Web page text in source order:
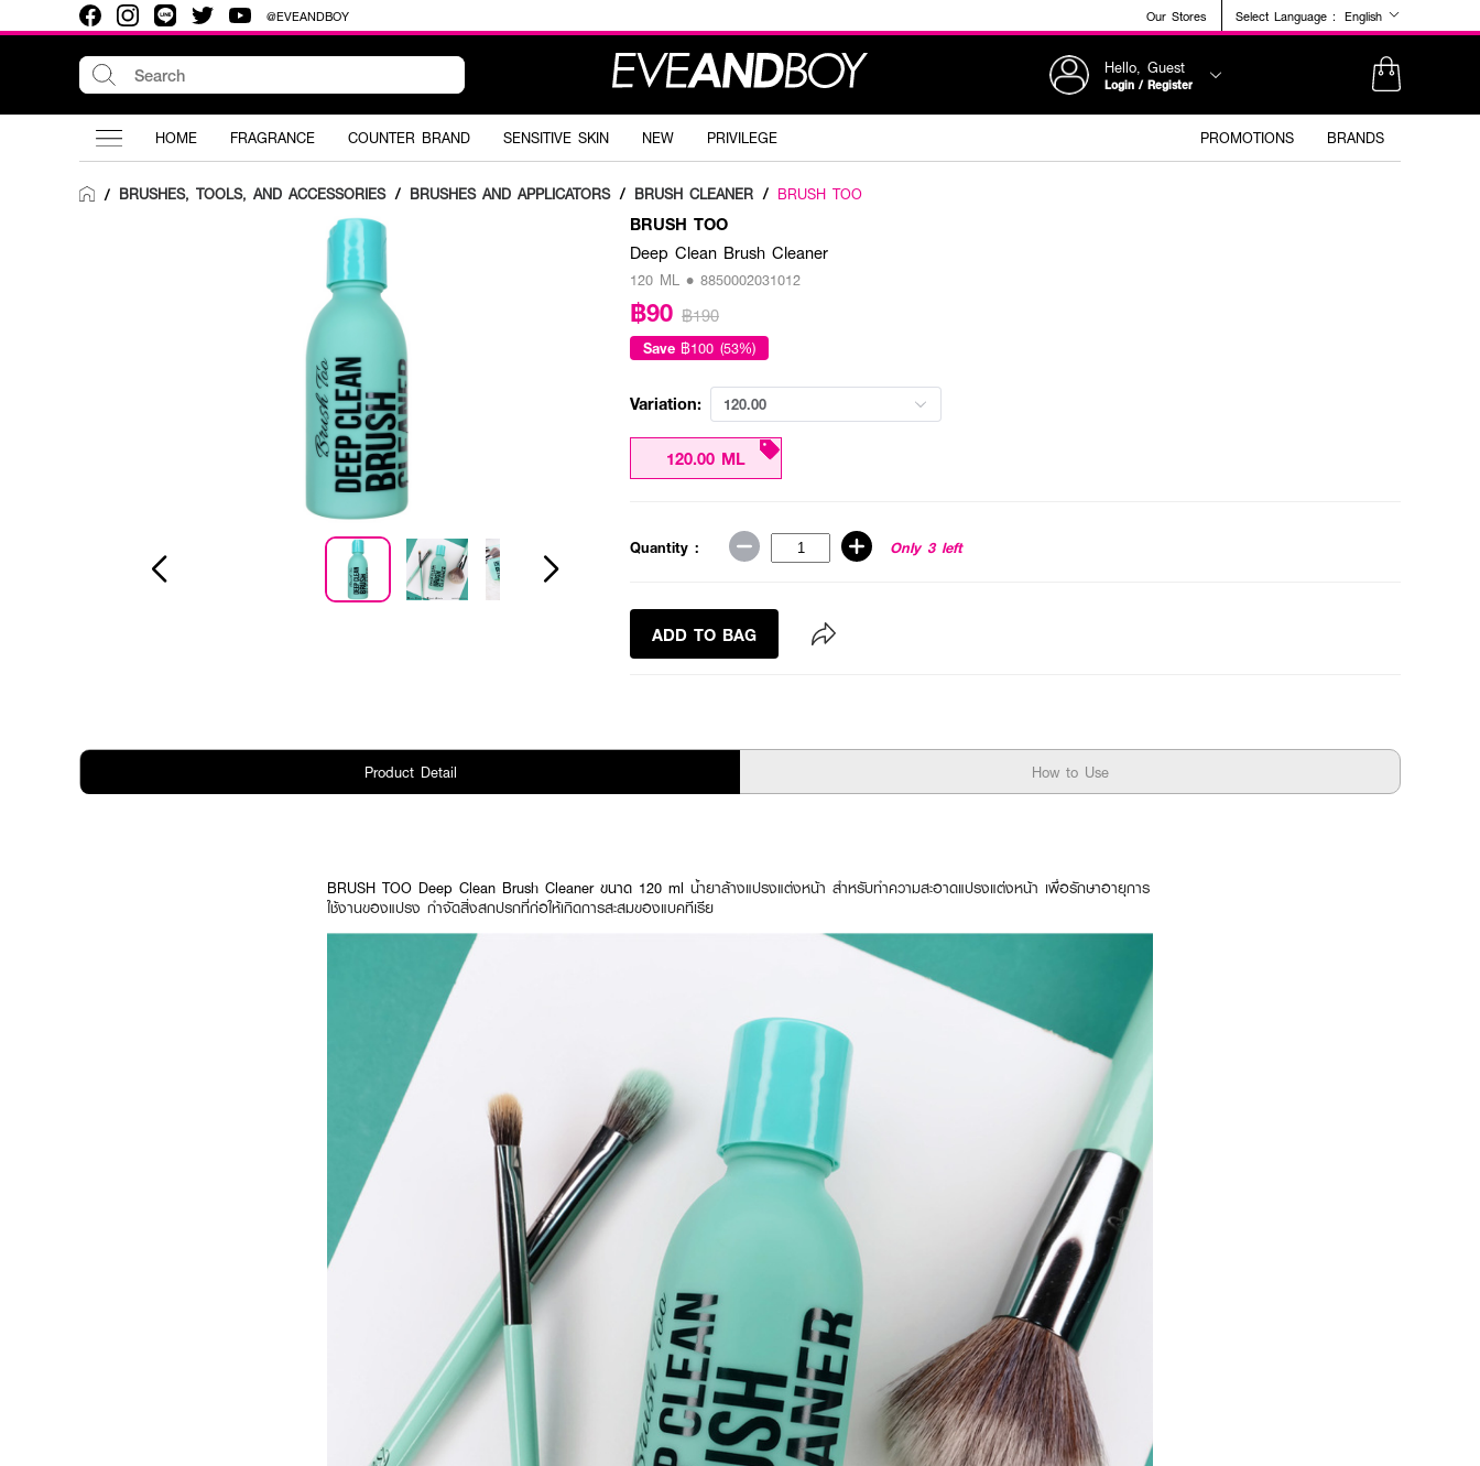
@EVEANDBOY Our Stores Select Language : English
Hello, Guest
Login / Register
HOME FRAGRANCE COUNTER BRAND SENSITIVE SKIN NEW PRIVILEGE PROMOTIONS BRANDS
/ BRUSHES, TOOLS, AND ACCESSORIES / BRUSHES AND APPLICATORS / BRUSH CLEANER / BRUSH TOO
BRUSH TOO
Deep Clean Brush Cleaner
120 ML • 8850002031012
฿90 ฿190
Save ฿100 (53%)
Variation: 120.00
120.00 ML
Quantity : Only 3 left
ADD TO BAG
Product Detail How to Use
BRUSH TOO Deep Clean Brush Cleaner ขนาด 120 ml น้ำยาล้างแปรงแต่งหน้า สำหรับทำความสะอาดแปรงแต่งหน้า เพื่อรักษาอายุการ
ใช้งานของแปรง กำจัดสิ่งสกปรกที่ก่อให้เกิดการสะสมของแบคทีเรีย